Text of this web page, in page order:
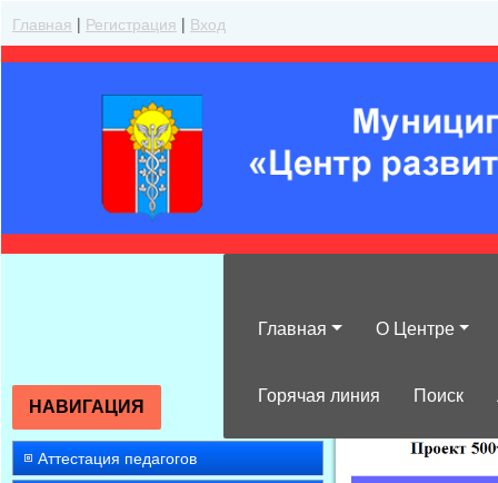
Главная | Регистрация | Вход
Главная О Центре
Горячая линия Поиск
НАВИГАЦИЯ
Аттестация педагогов